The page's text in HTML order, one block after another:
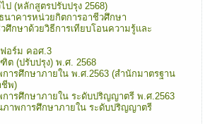
(หลักสูตรปรับปรุง 2568)
นาคารหน่วยกิตการอาชีวศึกษา
ศึกษาด้วยวิธีการเทียบโอนความรู้และ
อร์ม คอศ.3
(ปรับปรุง) พ.ศ. 2568
ารศึกษาภายใน พ.ศ.2563 (สำนักมาตรฐาน
ชีพ)
ารศึกษาภายใน ระดับปริญญาตรี พ.ศ.2563
ภาพการศึกษาภายใน ระดับปริญญาตรี